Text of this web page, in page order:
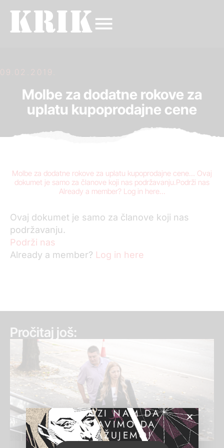
09.02.2019.
Molbe za dodatne rokove za
uplatu kupoprodajne cene
Molbe za dodatne rokove za uplatu kupoprodajne cene… Ovaj
dokumet je samo za članove koji nas podržavanju.Podrži nas
Already a member? Log in here...
Ovaj dokumet je samo za članove koji nas
podržavanju.
Podrži nas
Already a member? Log in here
Pročitaj još:
POMOZI NAM DA
NASTAVIMO DA
ISTRAŽUJEMO!